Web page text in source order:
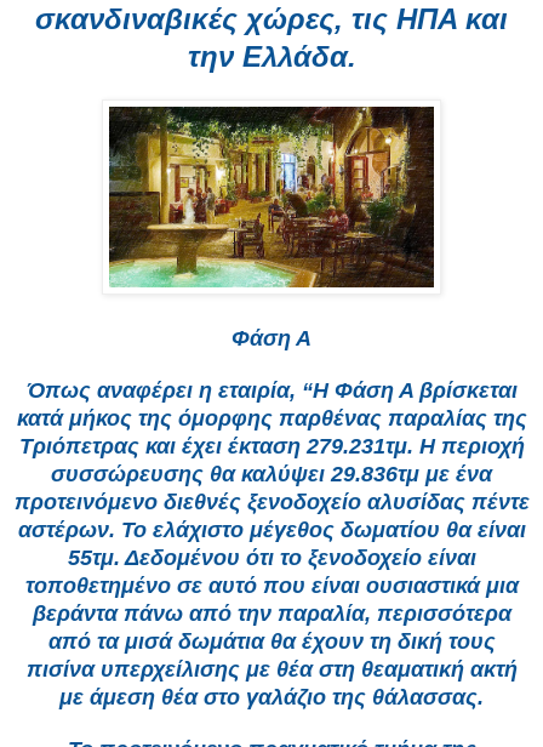
σκανδιναβικές χώρες, τις ΗΠΑ και
την Ελλάδα.
Φάση Α
Όπως αναφέρει η εταιρία, “Η Φάση Α βρίσκεται
κατά μήκος της όμορφης παρθένας παραλίας της
Τριόπετρας και έχει έκταση 279.231τμ. Η περιοχή
συσσώρευσης θα καλύψει 29.836τμ με ένα
προτεινόμενο διεθνές ξενοδοχείο αλυσίδας πέντε
αστέρων. Το ελάχιστο μέγεθος δωματίου θα είναι
55τμ. Δεδομένου ότι το ξενοδοχείο είναι
τοποθετημένο σε αυτό που είναι ουσιαστικά μια
βεράντα πάνω από την παραλία, περισσότερα
από τα μισά δωμάτια θα έχουν τη δική τους
πισίνα υπερχείλισης με θέα στη θεαματική ακτή
με άμεση θέα στο γαλάζιο της θάλασσας.